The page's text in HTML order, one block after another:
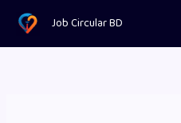
content
Job Circular BD